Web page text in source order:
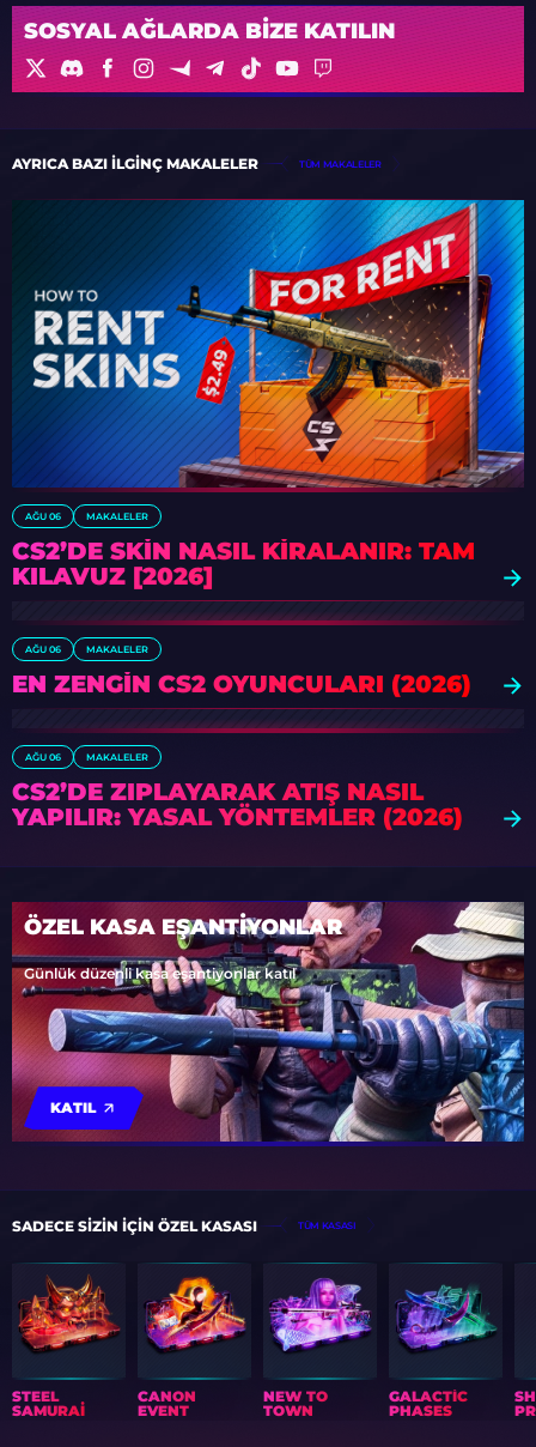
SOSYAL AĞLARDA BIZE KATILIN
AYRICA BAZI ILGINÇ MAKALELER TÜM MAKALELER
AĞU 06 MAKALELER
CS2’DE SKIN NASIL KIRALANIR: TAM
KILAVUZ [2026]
AĞU 06 MAKALELER
EN ZENGIN CS2 OYUNCULARI (2026)
AĞU 06 MAKALELER
CS2’DE ZIPLAYARAK ATIŞ NASIL
YAPILIR: YASAL YÖNTEMLER (2026)
ÖZEL KASA EŞANTİYONLAR
Günlük düzenli kasa eşantiyonlar katıl
KATIL
SADECE SIZIN IÇIN ÖZEL KASASI TÜM KASASI
STEEL
SAMURAI
CANON
EVENT
NEW TO
TOWN
GALACTIC
PHASES